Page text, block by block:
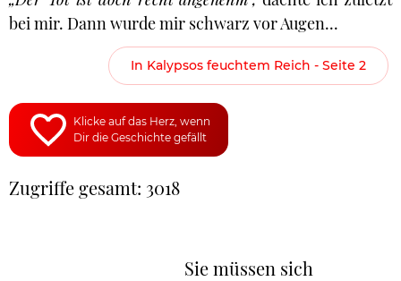
bei mir. Dann wurde mir schwarz vor Augen...
In Kalypsos feuchtem Reich - Seite 2
Klicke auf das Herz, wenn
Dir die Geschichte gefällt
Zugriffe gesamt: 3018
Sie müssen sich